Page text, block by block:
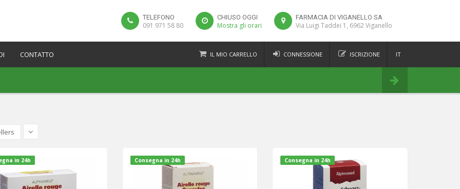
TELEFONO
091 971 58 80
CHIUSO OGGI
Mostra gli orari
FARMACIA DI VIGANELLO SA
Via Luigi Taddei 1, 6962 Viganello
CONTATTO IL MIO CARRELLO CONNESSIONE ISCRIZIONE IT
DE
in 24h Consegna in 24h Consegna in 24h